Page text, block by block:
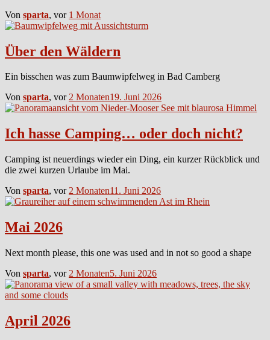
Von sparta, vor 1 Monat
Über den Wäldern
Ein bisschen was zum Baumwipfelweg in Bad Camberg
Von sparta, vor2 Monaten19. Juni 2026
Ich hasse Camping… oder doch nicht?
Camping ist neuerdings wieder ein Ding, ein kurzer Rückblick und
die zwei kurzen Urlaube im Mai.
Von sparta, vor 2 Monaten11. Juni 2026
Mai 2026
Next month please, this one was used and in not so good a shape
Von sparta, vor 2 Monaten5. Juni 2026
April 2026